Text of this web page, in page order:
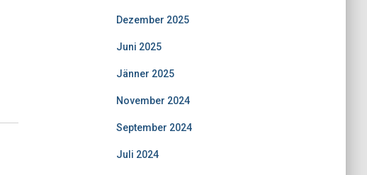
Dezember 2025
Juni 2025
Jänner 2025
November 2024
September 2024
Juli 2024